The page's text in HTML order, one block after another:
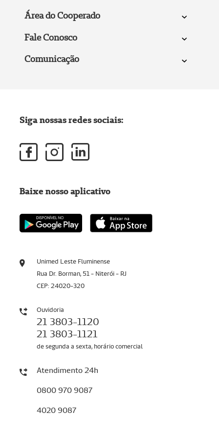
Área do Cooperado
Fale Conosco
Comunicação
Unimed Leste Fluminense
Rua Dr. Borman, 51 - Niterói - RJ
CEP: 24020-320
Ouvidoria
21 3803-1120
21 3803-1121
de segunda a sexta, horário comercial
Atendimento 24h
0800 970 9087
4020 9087
Siga nossas redes sociais:
Baixe nosso aplicativo